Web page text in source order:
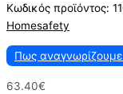
Κωδικός προϊόντος:
Homesafety
Πως
63.40€